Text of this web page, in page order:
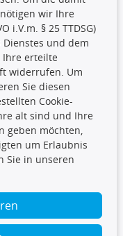
wir Ihre
i.V.m. § 25 TTDSG)
und dem
Ihre erteilte
widerrufen. Um
Sie diesen
Cookie-
alt sind und Ihre
geben möchten,
um Erlaubnis
Sie in unseren